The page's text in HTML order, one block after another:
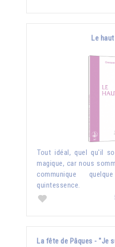
Le
Tout idéal, quel qu'il
magique, car nous
communique
quintessence.
La fête de Pâques - "Je